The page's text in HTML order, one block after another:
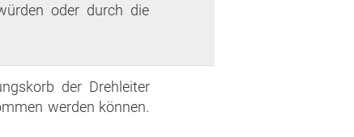
oder durch die
der Drehleiter
werden können.